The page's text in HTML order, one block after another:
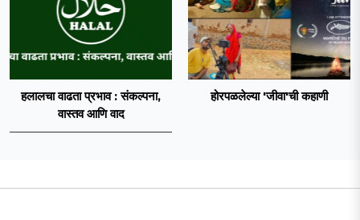
हलालचा वाढता प्रभाव : संकल्पना,
वास्तव आणि वाद
होरपळलेल्या 'जीवा'ची कहाणी